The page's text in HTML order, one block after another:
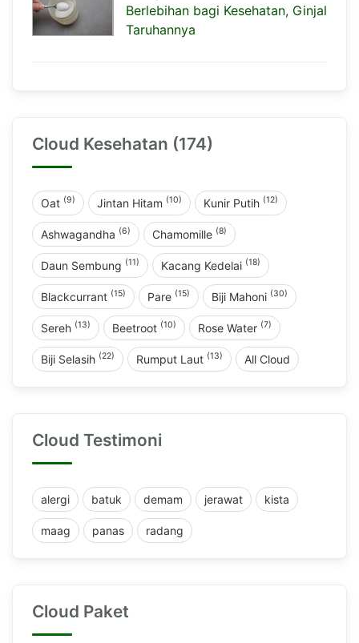
Berlebihan bagi Kesehatan, Ginjal
Taruhannya
Cloud Kesehatan (174)
Oat (9) Jintan Hitam (10) Kunir Putih (12)
Ashwagandha (6) Chamomille (8)
Daun Sembung (11) Kacang Kedelai (18)
Blackcurrant (15) Pare (15) Biji Mahoni (30)
Sereh (13) Beetroot (10) Rose Water (7)
Biji Selasih (22) Rumput Laut (13) All Cloud
Cloud Testimoni
alergi batuk demam jerawat kista
maag panas radang
Cloud Paket